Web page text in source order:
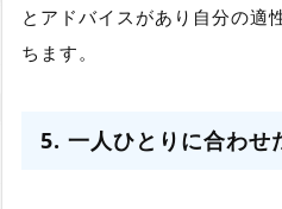
とアドバイスがあり自分の適
ちます。
5. 一人ひとりに合わせ